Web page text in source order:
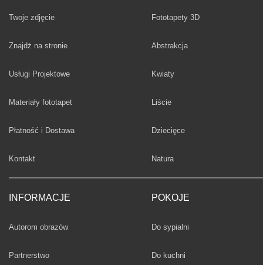
Twoje zdjęcie
Znajdż na stronie
Usługi Projektowe
Materiały fototapet
Płatność i Dostawa
Kontakt
INFORMACJE
Autorom obrazów
Partnerstwo
Fototapety 3D
Fototapety
Abstrakcja
Fototapety
Kwiaty
Fototapety
Liście
Fototapety
Dziecięce
Fototapety
Natura
POKOJE
Fototapety
Do sypialni
Fototapety
Do kuchni